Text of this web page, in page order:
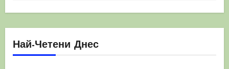
Най-Четени Днес